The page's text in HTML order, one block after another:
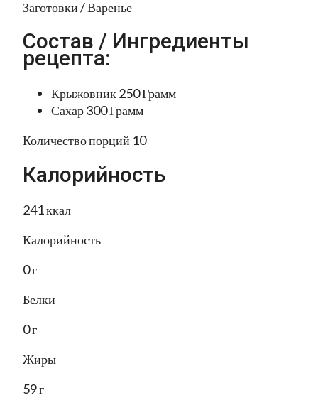
Заготовки / Варенье
Состав / Ингредиенты
рецепта:
Крыжовник 250 Грамм
Сахар 300 Грамм
Количество порций 10
Калорийность
241 ккал
Калорийность
0 г
Белки
0 г
Жиры
59 г